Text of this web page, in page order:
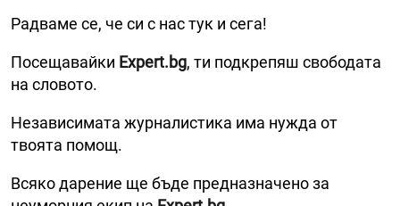
Радваме се, че си с нас тук и сега!
Посещавайки Expert.bg, ти подкрепяш свободата
на словото.
Независимата журналистика има нужда от
твоята помощ.
Всяко дарение ще бъде предназначено за